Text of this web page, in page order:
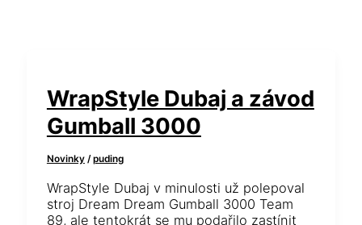
WrapStyle Dubaj a závod
Gumball 3000
Novinky/puding
WrapStyle Dubaj v minulosti už polepoval
stroj Dream Dream Gumball 3000 Team
89, ale tentokrát se mu podařilo zastínit